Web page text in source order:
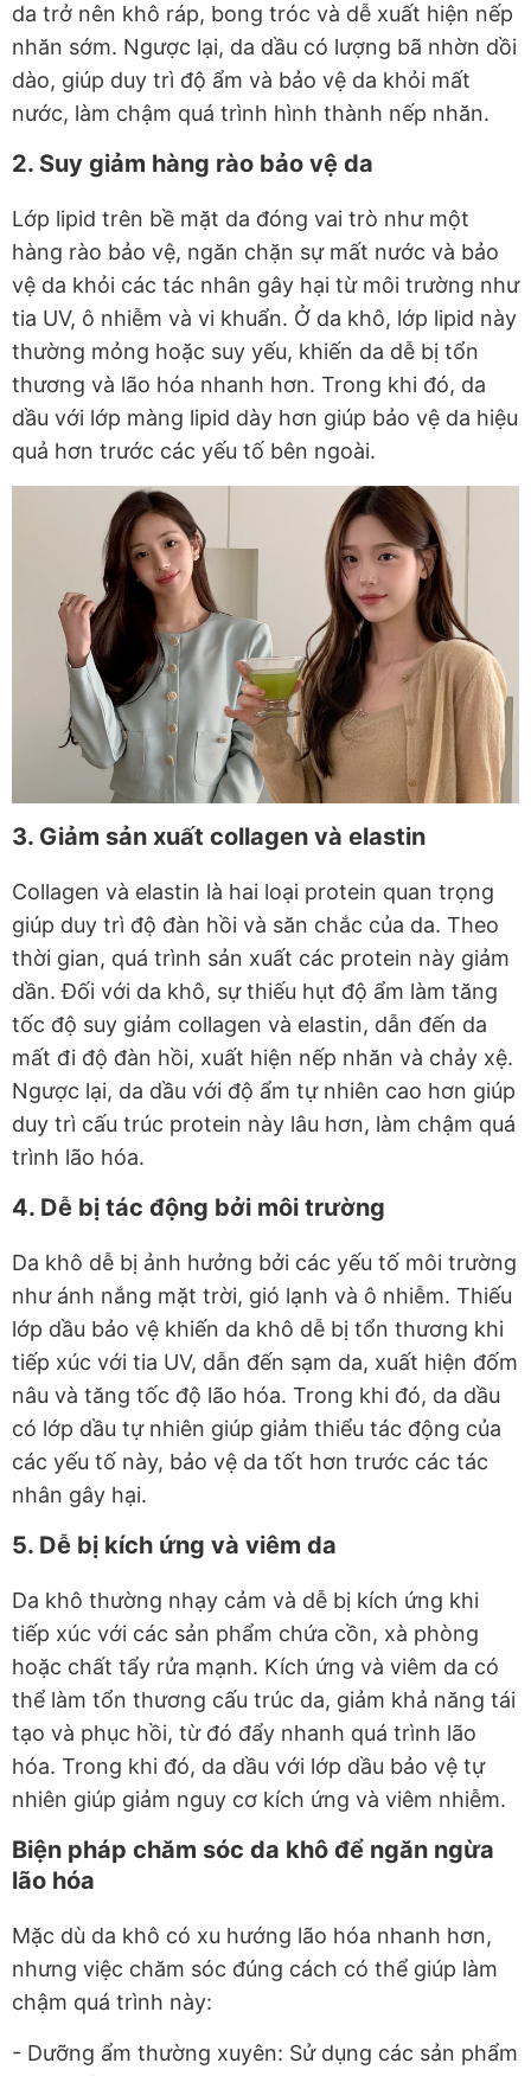
da trở nên khô ráp, bong tróc và dễ xuất hiện nếp
nhăn sớm. Ngược lại, da dầu có lượng bã nhờn dồi
dào, giúp duy trì độ ẩm và bảo vệ da khỏi mất
nước, làm chậm quá trình hình thành nếp nhăn.
2. Suy giảm hàng rào bảo vệ da
Lớp lipid trên bề mặt da đóng vai trò như một
hàng rào bảo vệ, ngăn chặn sự mất nước và bảo
vệ da khỏi các tác nhân gây hại từ môi trường như
tia UV, ô nhiễm và vi khuẩn. Ở da khô, lớp lipid này
thường mỏng hoặc suy yếu, khiến da dễ bị tổn
thương và lão hóa nhanh hơn. Trong khi đó, da
dầu với lớp màng lipid dày hơn giúp bảo vệ da hiệu
quả hơn trước các yếu tố bên ngoài.
3. Giảm sản xuất collagen và elastin
Collagen và elastin là hai loại protein quan trọng
giúp duy trì độ đàn hồi và săn chắc của da. Theo
thời gian, quá trình sản xuất các protein này giảm
dần. Đối với da khô, sự thiếu hụt độ ẩm làm tăng
tốc độ suy giảm collagen và elastin, dẫn đến da
mất đi độ đàn hồi, xuất hiện nếp nhăn và chảy xệ.
Ngược lại, da dầu với độ ẩm tự nhiên cao hơn giúp
duy trì cấu trúc protein này lâu hơn, làm chậm quá
trình lão hóa.
4. Dễ bị tác động bởi môi trường
Da khô dễ bị ảnh hưởng bởi các yếu tố môi trường
như ánh nắng mặt trời, gió lạnh và ô nhiễm. Thiếu
lớp dầu bảo vệ khiến da khô dễ bị tổn thương khi
tiếp xúc với tia UV, dẫn đến sạm da, xuất hiện đốm
nâu và tăng tốc độ lão hóa. Trong khi đó, da dầu
có lớp dầu tự nhiên giúp giảm thiểu tác động của
các yếu tố này, bảo vệ da tốt hơn trước các tác
nhân gây hại.
5. Dễ bị kích ứng và viêm da
Da khô thường nhạy cảm và dễ bị kích ứng khi
tiếp xúc với các sản phẩm chứa cồn, xà phòng
hoặc chất tẩy rửa mạnh. Kích ứng và viêm da có
thể làm tổn thương cấu trúc da, giảm khả năng tái
tạo và phục hồi, từ đó đẩy nhanh quá trình lão
hóa. Trong khi đó, da dầu với lớp dầu bảo vệ tự
nhiên giúp giảm nguy cơ kích ứng và viêm nhiễm.
Biện pháp chăm sóc da khô để ngăn ngừa
lão hóa
Mặc dù da khô có xu hướng lão hóa nhanh hơn,
nhưng việc chăm sóc đúng cách có thể giúp làm
chậm quá trình này:
- Dưỡng ẩm thường xuyên: Sử dụng các sản phẩm